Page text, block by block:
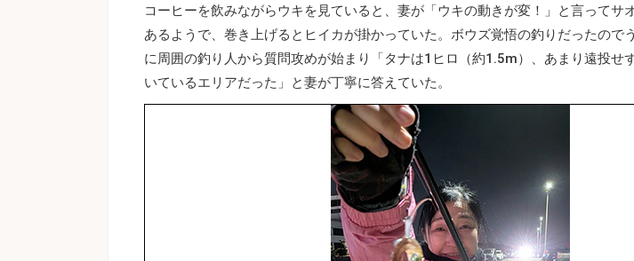
コーヒーを飲みながらウキを見ていると、妻が「ウキの動きが変！」と言ってサ
あるようで、巻き上げるとヒイカが掛かっていた。ボウズ覚悟の釣りだったので
に周囲の釣り人から質問攻めが始まり「タナは1ヒロ（約1.5m）、あまり遠投せ
いているエリアだった」と妻が丁寧に答えていた。